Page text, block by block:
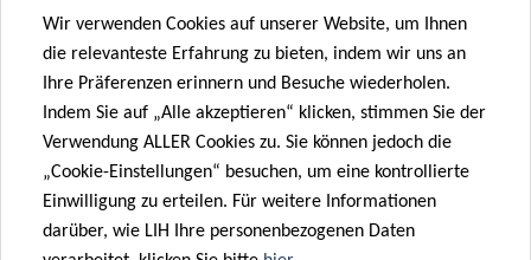
und Aktualität
von
Krebsdaten
zur Stärkung
der
Krebsbekämpfung
angeborenen
Immunsystems
zur
Bekämpfung
multiresistenter
Bakterien
11 Aug. 2025
Das
europäische
Toolkit zur
Eliminierung
der viralen
Hepatitis in
Gefängnissen:
06 Aug. 2025
Wir verwenden Cookies auf unserer Website, um Ihnen
die relevanteste Erfahrung zu bieten, indem wir uns an
Ihre Präferenzen erinnern und Besuche wiederholen.
Indem Sie auf „Alle akzeptieren“ klicken, stimmen Sie der
Verwendung ALLER Cookies zu. Sie können jedoch die
„Cookie-Einstellungen“ besuchen, um eine kontrollierte
Einwilligung zu erteilen. Für weitere Informationen
darüber, wie LIH Ihre personenbezogenen Daten